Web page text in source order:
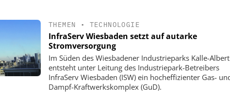
THEMEN • TECHNOLOGIE
InfraServ Wiesbaden setzt auf autarke
Stromversorgung
Im Süden des Wiesbadener Industrieparks Kalle-Albert
entsteht unter Leitung des Industriepark-Betreibers
InfraServ Wiesbaden (ISW) ein hocheffizienter Gas-
Dampf-Kraftwerkskomplex (GuD).